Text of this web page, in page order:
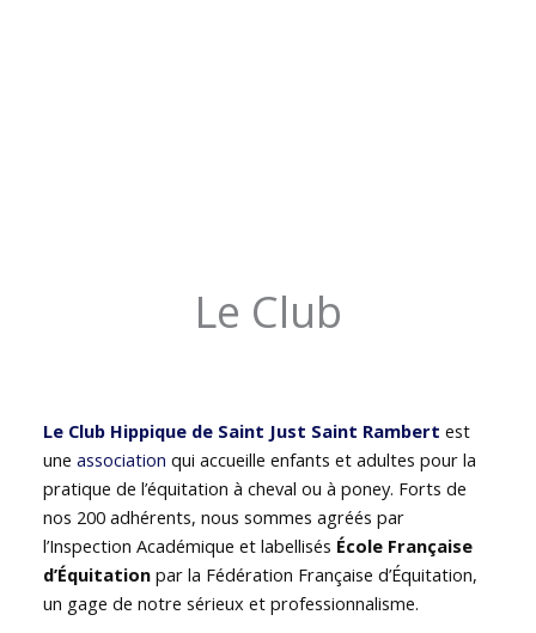
Le Club
Le Club Hippique de Saint Just Saint Rambert est
uneassociation qui accueille enfants et adultes pour la
pratique de l’équitation à cheval ou à poney. Forts de
nos 200 adhérents, nous sommes agréés par
l’Inspection Académique et labellisés École Française
d’Équitation par la Fédération Française d’Équitation,
un gage de notre sérieux et professionnalisme.